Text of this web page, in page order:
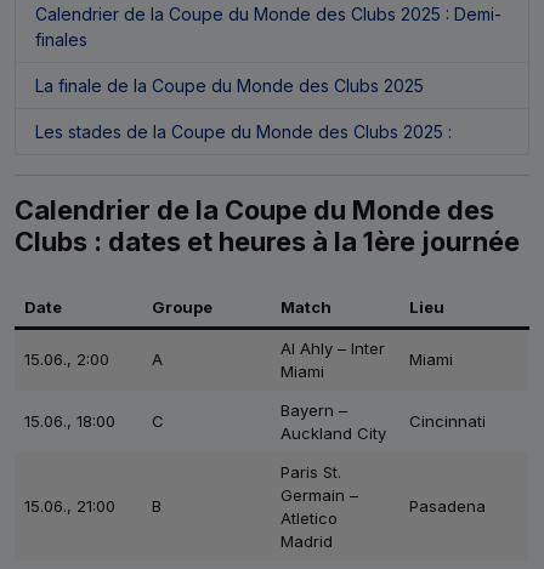
Calendrier de la Coupe du Monde des Clubs 2025 : Demi-
finales
La finale de la Coupe du Monde des Clubs 2025
Les stades de la Coupe du Monde des Clubs 2025 :
Calendrier de la Coupe du Monde des
Clubs : dates et heures à la 1ère journée
Date Groupe Match Lieu
15.06., 2:00 A
Al Ahly – Inter
Miami
Miami
15.06., 18:00 C
Bayern –
Auckland City
Cincinnati
15.06., 21:00 B
Paris St.
Germain –
Atletico
Madrid
Pasadena